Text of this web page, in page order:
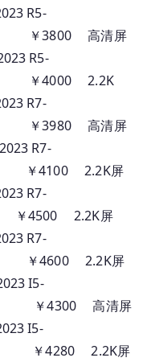
R5-
￥3800 高清屏
R5-
￥4000 2.2K
R7-
￥3980 高清屏
R7-
￥4100 2.2K屏
R7-
4500 2.2K屏
R7-
￥4600 2.2K屏
I5-
￥4300 高清屏
I5-
￥4280 2.2K屏